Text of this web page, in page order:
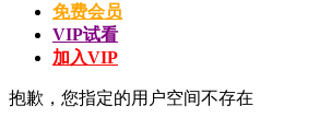
免费会员
VIP试看
加入VIP
抱歉，您指定的用户空间不存在